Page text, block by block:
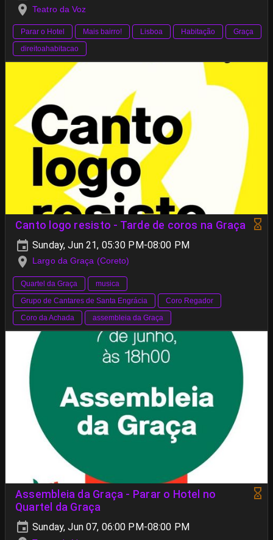
Teatro da Voz
Parar o Hotel Mais bairro! Lisboa Habitação
Graça
direitoahabitacao
Canto logo resisto - Tarde de coros na Graça
Sunday, Jun 21, 05:30 PM-08:00 PM
Largo da Graça (Coreto)
Quartel da Graça
musica
Grupo de Cantares de Santa Engrácia
Coro Regador
Coro da Achada
assembleia da Graça
Assembleia da Graça - Parar o Hotel no
Quartel da Graça
Sunday, Jun 07, 06:00 PM-08:00 PM